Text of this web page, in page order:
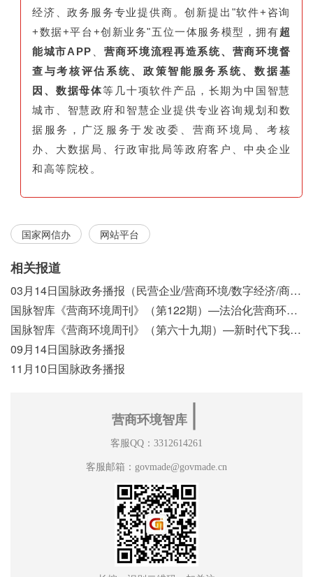
经济、政务服务专业提供商。创新提出"软件+咨询
+数据+平台+创新业务"五位一体服务模型，拥有超
能城市APP
营商环境流程再造系统、营商环境督
查与考核评估系统、政策智能服务系统、数据基
因、数据母体等几十项软件产品，长期为中国智慧
城市、智慧政府和智慧企业提供专业咨询规划和数
据服务，广泛服务于发改委、营商环境局、考核
办、大数据局、行政审批局等政府客户、中央企业
和高等院校。
国家网信办 网站平台
相关报道
03月14日国脉政务播报（民营企业/营商环境/数字经济/商事制度改革）
国脉智库《营商环境周刊》（第122期）—法治化营商环境视域下我国行政执法公示制度浅析
国脉智库《营商环境周刊》（第六十九期）—新时代下我国营商环境标准体系构建初探
09月14日国脉政务播报
11月10日国脉政务播报
营商环境智库
客服QQ：3312614261
客服邮箱：govmade@govmade.cn